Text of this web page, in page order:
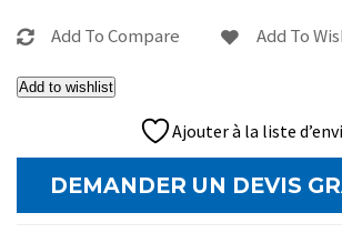
Add To Compare Add To
Add to wishlist
Ajouter à la liste
DEMANDER UN DEVIS